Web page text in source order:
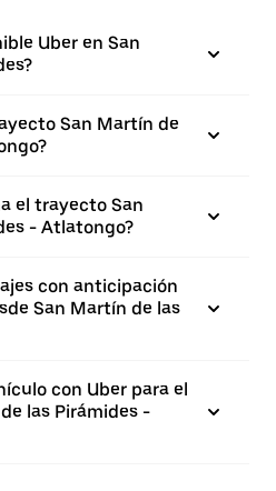
Uber en San
San Martín de
el trayecto San
- Atlatongo?
con anticipación
San Martín de las
con Uber para el
las Pirámides -